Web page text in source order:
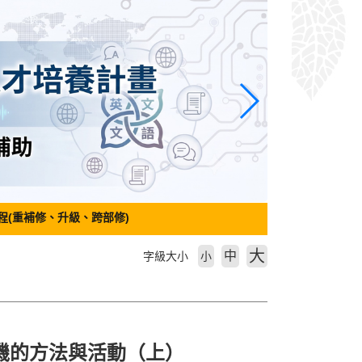
(重補修、升級、跨部修)
字級大小 小 中 大
方法與活動（上）